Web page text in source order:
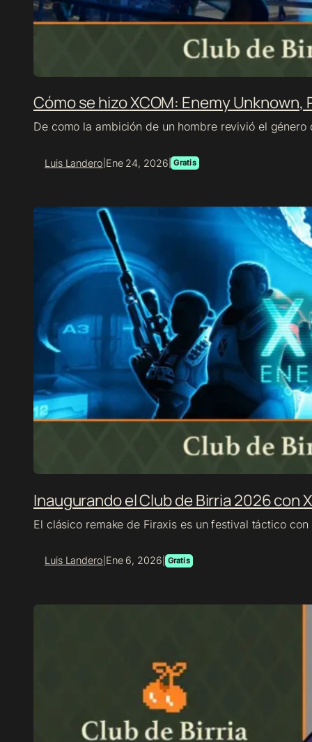
Cómo se hizoXCOM: Enemy Unknown,
De como la ambición de un hombre revivió el
Luis Landero Ene 24, 2026 Gratis
Inaugurando el Club de Birria 2026 con
El clásico remake de Firaxis es un festival táctico
Luis Landero Ene 6, 2026 Gratis